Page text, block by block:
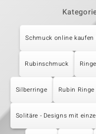
Schmuck online kaufen
Rubinschmuck Ringe
Silberringe Rubin Ringe
Solitäre - Designs mit